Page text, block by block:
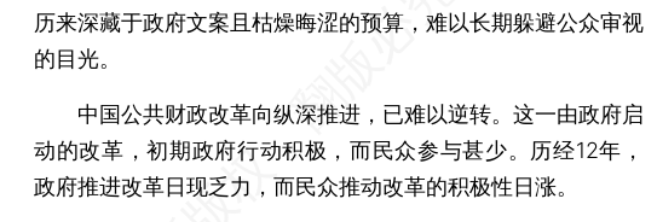
历来深藏于政府文案且枯燥晦涩的预算，难以长期躲避公众审视
的目光。
中国公共财政改革向纵深推进，已难以逆转。这一由政府启
动的改革，初期政府行动积极，而民众参与甚少。历经12年，
政府推进改革日现乏力，而民众推动改革的积极性日涨。